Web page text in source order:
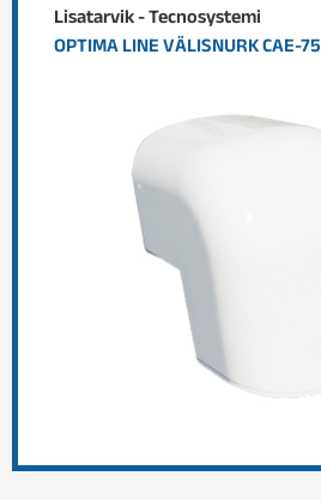
Lisatarvik - Tecnosystemi
OPTIMA LINE VÄLISNURK CAE-75